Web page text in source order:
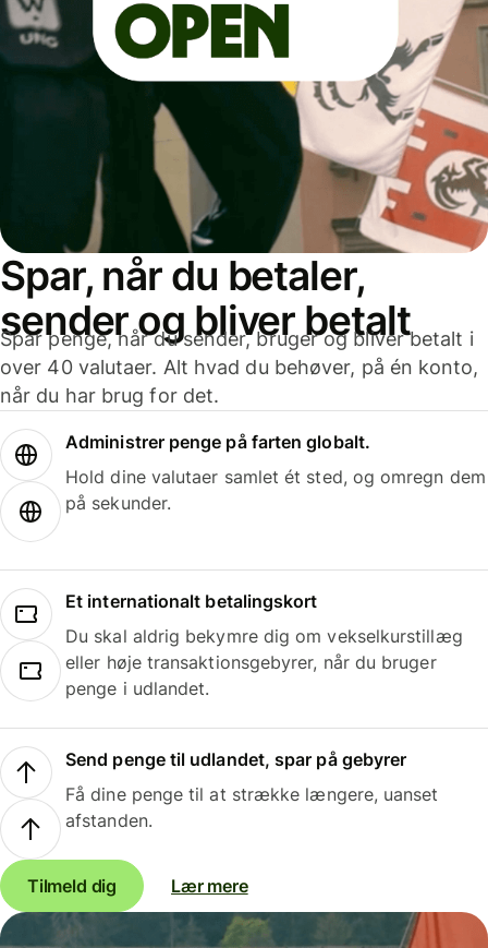
Spar, når du betaler,
sender og bliver betalt
Spar penge, når du sender, bruger og bliver betalt i
over 40 valutaer. Alt hvad du behøver, på én konto,
når du har brug for det.
Administrer penge på farten globalt.
Hold dine valutaer samlet ét sted, og omregn dem
på sekunder.
Et internationalt betalingskort
Du skal aldrig bekymre dig om vekselkurstillæg
eller høje transaktionsgebyrer, når du bruger
penge i udlandet.
Send penge til udlandet, spar på gebyrer
Få dine penge til at strække længere, uanset
afstanden.
Tilmeld dig Lær mere